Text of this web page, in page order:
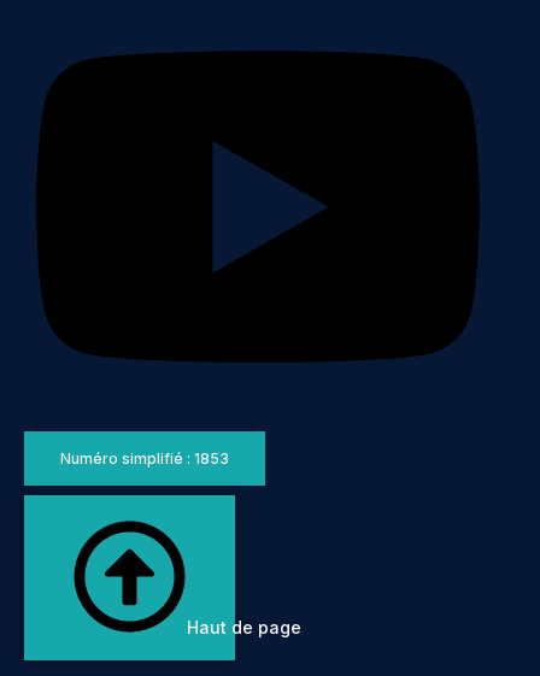
Numéro simplifié : 1853
Haut de page